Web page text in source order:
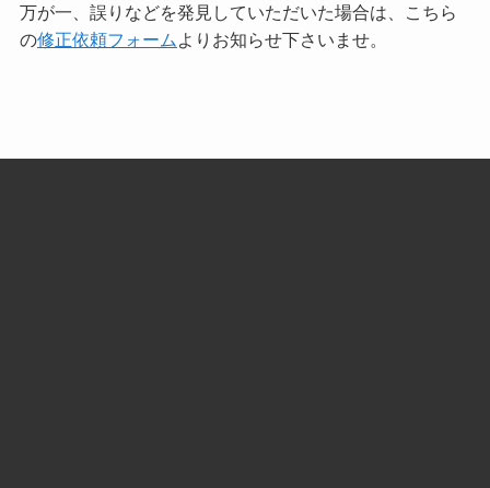
万が一、誤りなどを発見していただいた場合は、こちら
の修正依頼フォーム よりお知らせ下さいませ。